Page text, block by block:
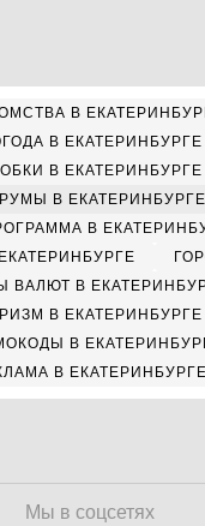
В
В ЕКАТЕРИНБУРГЕ
В ЕКАТЕРИНБУРГЕ
В ЕКАТЕРИНБУРГЕ
В
ВАЛЮТ В
В ЕКАТЕРИНБУРГЕ
В
В
Мы в соцсетях